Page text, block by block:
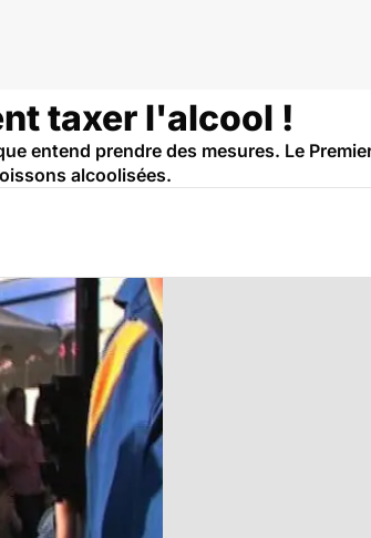
taxer l'alcool !
entend prendre des mesures. Le
alcoolisées.